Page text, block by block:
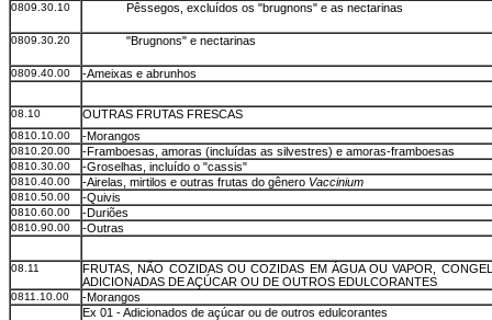
0809.30.10 Pêssegos, excluídos os "brugnons" e as nectarinas
0809.30.20 "Brugnons" e nectarinas
0809.40.00 -Ameixas e abrunhos
08.10 OUTRAS FRUTAS FRESCAS
0810.10.00 -Morangos
0810.20.00 -Framboesas, amoras (incluídas as silvestres) e amoras-framboesas
0810.30.00 -Groselhas, incluído o "cassis"
0810.40.00 -Airelas, mirtilos e outras frutas do gênero Vaccinium
0810.50.00 -Quivis
0810.60.00 -Duriões
0810.90.00 -Outras
08.11
FRUTAS, NÃO COZIDAS OU COZIDAS EM ÁGUA OU VAPOR,
ADICIONADAS DE AÇÚCAR OU DE OUTROS EDULCORANTES
0811.10.00
-Morangos
Ex 01 - Adicionados de açúcar ou de outros edulcorantes